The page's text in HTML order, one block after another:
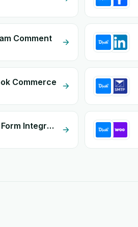
Comment
Commerce
DirDyalk + Google Form Integration